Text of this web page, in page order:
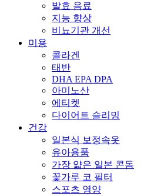
발효 음료
지능 향상
비뇨기관 개선
미용
콜라겐
태반
DHA EPA DPA
아미노산
에티켓
다이어트 슬리밍
건강
일본식 보정속옷
유아용품
가장 얇은 일본 콘돔
꽃가루 코 필터
스포츠 영양